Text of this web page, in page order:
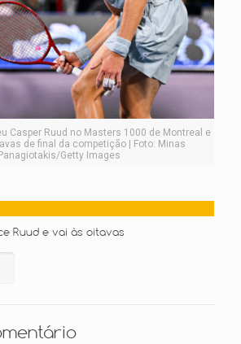
Casper Ruud no Masters 1000 de Montreal e
de final da competição | Foto: Minas
Panagiotakis/Getty Images
Ruud e vai às oitavas